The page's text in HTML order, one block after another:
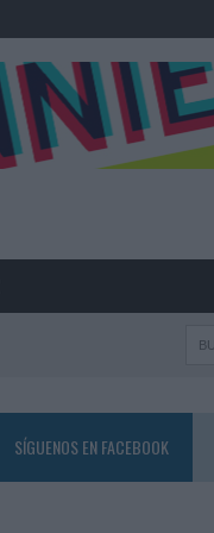
SÍGUENOS EN FACEBOOK